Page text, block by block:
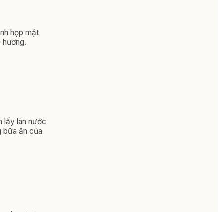
họp mặt
hương.
lấy làn nước
bữa ăn của